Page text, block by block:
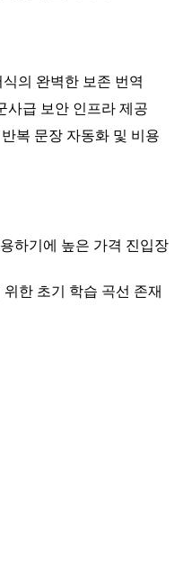
의 완벽한 보존 번역
사급 보안 인프라 제공
복 문장 자동화 및 비용
하기에 높은 가격 진입장
한 초기 학습 곡선 존재